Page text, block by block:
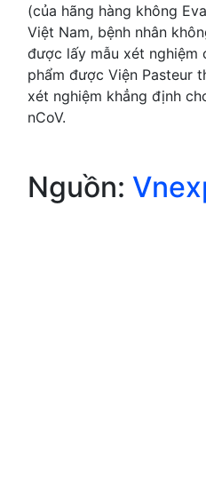
(của hãng hàng không
Việt Nam, bệnh nhân
được lấy mẫu xét nghiệm
phẩm được Viện Pasteur
xét nghiệm khẳng định
nCoV.
Nguồn: